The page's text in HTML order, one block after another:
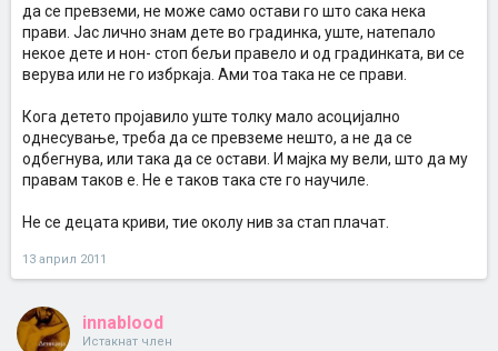
да се превземи, не може само остави го што сака нека
прави. Јас лично знам дете во градинка, уште, натепало
некое дете и нон- стоп бељи правело и од градинката, ви се
верува или не го избркаја. Ами тоа така не се прави.
Кога детето пројавило уште толку мало асоцијално
однесување, треба да се превземе нешто, а не да се
одбегнува, или така да се остави. И мајка му вели, што да му
правам таков е. Не е таков така сте го научиле.
Не се децата криви, тие околу нив за стап плачат.
13 април 2011
innablood
Истакнат член